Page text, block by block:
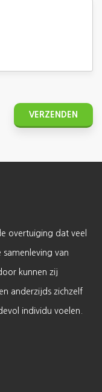
overtuiging dat veel
van
kunnen zij
anderzijds zichzelf
individu voelen.